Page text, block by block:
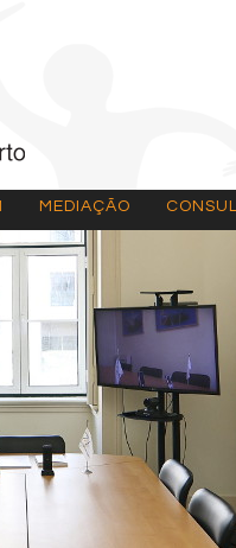
MEDIAÇÃO